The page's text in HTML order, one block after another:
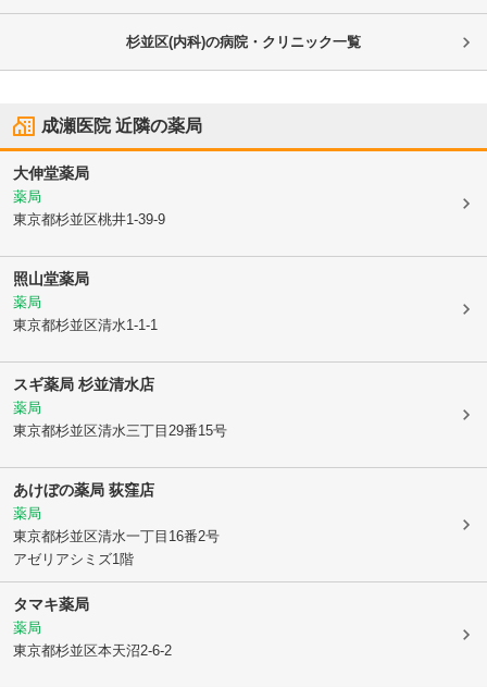
杉並区(内科)の病院・クリニック一覧
成瀬医院近隣の薬局
大伸堂薬局
薬局
東京都杉並区桃井1-39-9
照山堂薬局
薬局
東京都杉並区清水1-1-1
スギ薬局 杉並清水店
薬局
東京都杉並区清水三丁目29番15号
あけぼの薬局 荻窪店
薬局
東京都杉並区清水一丁目16番2号
アゼリアシミズ1階
タマキ薬局
薬局
東京都杉並区本天沼2-6-2